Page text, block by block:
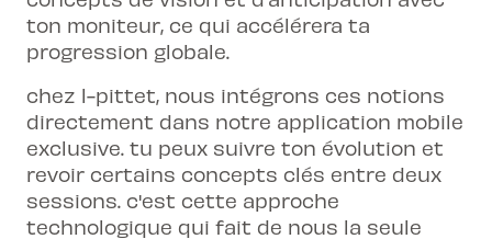
ton moniteur, ce qui accélérera ta
progression globale.
chez l-pittet, nous intégrons ces notions
directement dans notre application mobile
exclusive. tu peux suivre ton évolution et
revoir certains concepts clés entre deux
sessions. c'est cette approche
technologique qui fait de nous la seule